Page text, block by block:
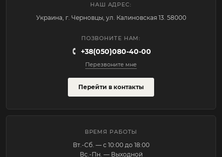
НАШ АДРЕС:
Украина, г. Черновцы, ул. Калиновская 13. 58000
ПОЗВОНИТЕ НАМ:
+38(050)080-40-00
Перезвоните мне
Перейти в контакты
ВРЕМЯ РАБОТЫ
Вт.-Cб. — с 10:00 до 18:00
Вс.-Пн. — Выходной